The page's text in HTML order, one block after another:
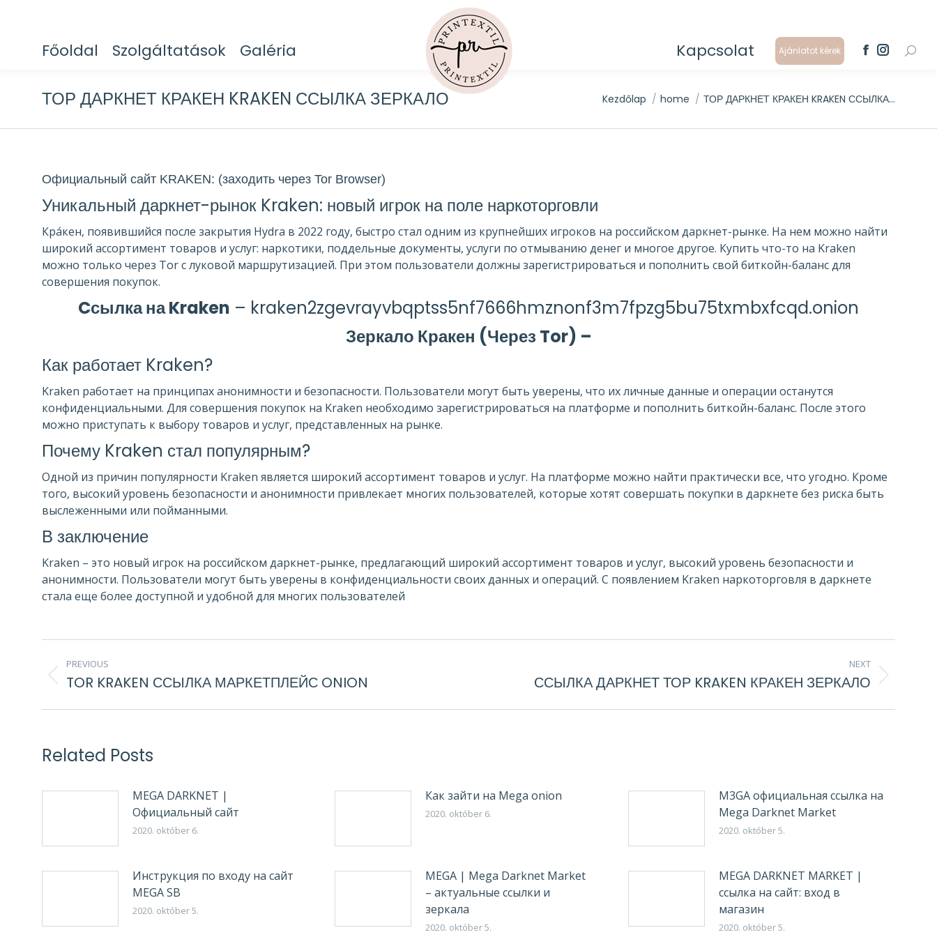
Főoldal Szolgáltatások Galéria Kapcsolat Ajánlatot kérek
Facebook
in
window
Instagram
in
window
ТОР ДАРКНЕТ КРАКЕН KRAKEN ССЫЛКА ЗЕРКАЛО You are here:
Kezdőlap home ТОР ДАРКНЕТ КРАКЕН KRAKEN ССЫЛКА…
Официальный сайт KRAKEN: (заходить через Tor Browser)
Уникальный даркнет-рынок Kraken: новый игрок на поле наркоторговли
Кра́кен, появившийся после закрытия Hydra в 2022 году, быстро стал одним из крупнейших игроков на российском даркнет-рынке. На нем можно найти
широкий ассортимент товаров и услуг: наркотики, поддельные документы, услуги по отмыванию денег и многое другое. Купить что-то на Kraken
можно только через Tor с луковой маршрутизацией. При этом пользователи должны зарегистрироваться и пополнить свой биткойн-баланс для
совершения покупок.
Cсылка на Kraken – kraken2zgevrayvbqptss5nf7666hmznonf3m7fpzg5bu75txmbxfcqd.onion
Зеркало Кракен (Через Tor) –
Как работает Kraken?
Kraken работает на принципах анонимности и безопасности. Пользователи могут быть уверены, что их личные данные и операции останутся
конфиденциальными. Для совершения покупок на Kraken необходимо зарегистрироваться на платформе и пополнить биткойн-баланс. После этого
можно приступать к выбору товаров и услуг, представленных на рынке.
Почему Kraken стал популярным?
Одной из причин популярности Kraken является широкий ассортимент товаров и услуг. На платформе можно найти практически все, что угодно. Кроме
того, высокий уровень безопасности и анонимности привлекает многих пользователей, которые хотят совершать покупки в даркнете без риска быть
выслеженными или пойманными.
В заключение
Kraken – это новый игрок на российском даркнет-рынке, предлагающий широкий ассортимент товаров и услуг, высокий уровень безопасности и
анонимности. Пользователи могут быть уверены в конфиденциальности своих данных и операций. С появлением Kraken наркоторговля в даркнете
стала еще более доступной и удобной для многих пользователей
POST
NAVIGATION
PREVIOUS
Previous
TOR KRAKEN ССЫЛКА МАРКЕТПЛЕЙС ONION
NEXT
ССЫЛКА ДАРКНЕТ ТОР KRAKEN КРАКЕН ЗЕРКАЛО
Related Posts
MEGA DARKNET |
Официальный сайт
2020. október 6.
Как зайти на Mega onion
2020. október 6.
M3GA официальная ссылка на
Mega Darknet Market
2020. október 5.
Инструкция по входу на сайт
MEGA SB
2020. október 5.
MEGA | Mega Darknet Market
– актуальные ссылки и
зеркала
2020. október 5.
MEGA DARKNET MARKET |
ссылка на сайт: вход в
магазин
2020. október 5.